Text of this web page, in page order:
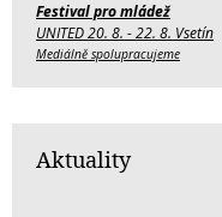
Festival pro mládež
UNITED 20. 8. - 22. 8. Vsetín
Mediálně spolupracujeme
Aktuality